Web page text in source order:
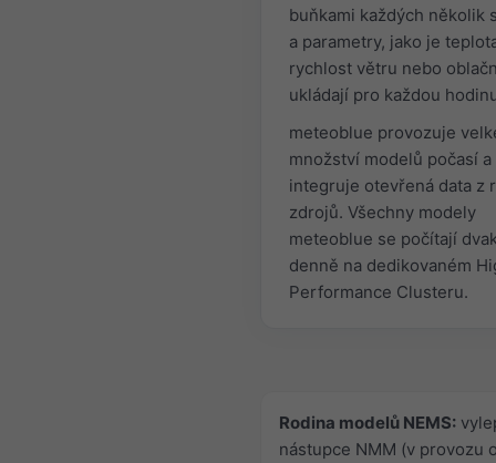
buňkami každých několik
a parametry, jako je
rychlost větru nebo
ukládají pro každou
meteoblue provozuje
množství modelů počasí a
integruje otevřená data z
zdrojů. Všechny modely
meteoblue se počítají
denně na dedikovaném
Performance Clusteru.
Rodina modelů NEMS:
nástupce NMM (v provozu